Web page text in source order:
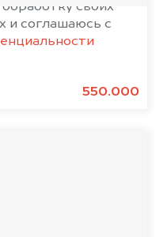
550.000
своих
и соглашаюсь с